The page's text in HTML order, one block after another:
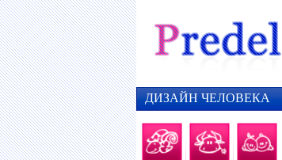
ДИЗАЙН ЧЕЛОВЕКА